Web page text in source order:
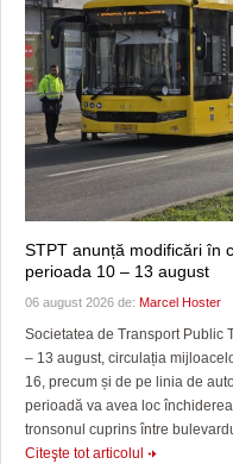
STPT anunță modificări în
perioada 10 – 13 august
06 august 2026 de: Marcel Hoster
Societatea de Transport Public
– 13 august, circulația
16, precum și de pe linia de
perioadă va avea loc
tronsonul cuprins între
Citeşte tot articolul